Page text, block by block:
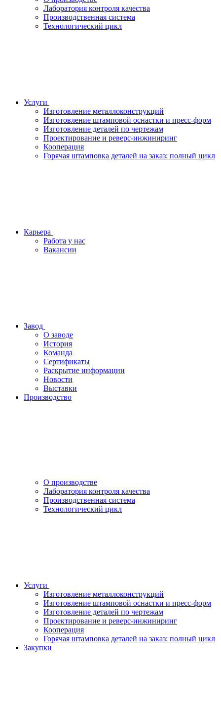
Лаборатория контроля качества
Производственная система
Технологический цикл
Услуги
Изготовление металлоконструкций
Изготовление штамповой оснастки и пресс-форм
Изготовление деталей по чертежам
Проектирование и реверс-инжиниринг
Кооперация
Горячая штамповка деталей на заказ: полный цикл
Карьера
Работа у нас
Вакансии
Завод
О заводе
История
Команда
Сертификаты
Раскрытие информации
Новости
Выставки
Производство
О производстве
Лаборатория контроля качества
Производственная система
Технологический цикл
Услуги
Изготовление металлоконструкций
Изготовление штамповой оснастки и пресс-форм
Изготовление деталей по чертежам
Проектирование и реверс-инжиниринг
Кооперация
Горячая штамповка деталей на заказ: полный цикл
Закупки